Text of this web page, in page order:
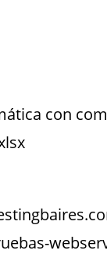
con